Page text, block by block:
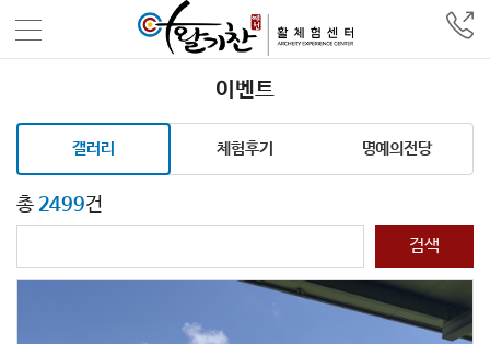
이벤트
갤러리 체험후기 명예의전당
총 2499건
검색